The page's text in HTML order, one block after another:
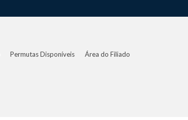
Permutas Disponíveis Área do Filiado